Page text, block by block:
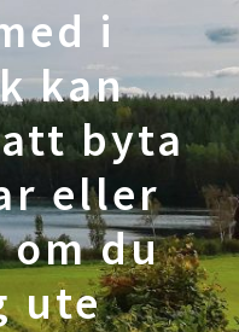
i
kan
byta
eller
om du
ute